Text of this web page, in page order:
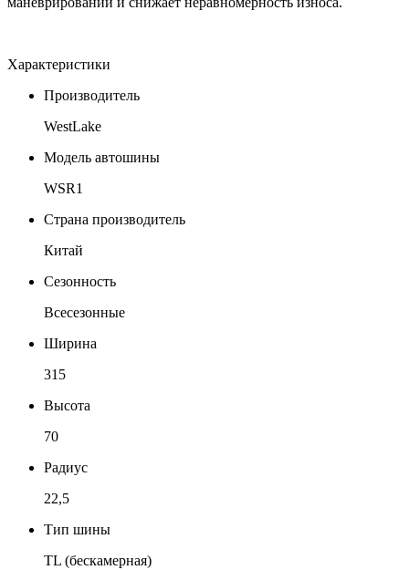
Характеристики
Производитель
WestLake
Модель автошины
WSR1
Страна производитель
Китай
Сезонность
Всесезонные
Ширина
315
Высота
70
Радиус
22,5
Тип шины
TL (бескамерная)